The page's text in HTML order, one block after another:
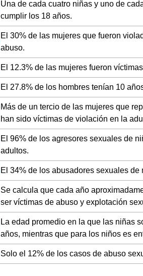
Una de cada cuatro niñas y uno de
cumplir los 18 años.
El 30% de las mujeres que fueron
abuso.
El 12.3% de las mujeres fueron
El 27.8% de los hombres tenían 10
Más de un tercio de las mujeres que
han sido víctimas de violación en la
El 96% de los agresores sexuales de
adultos.
El 34% de los abusadores sexuales
Se calcula que cada año
ser víctimas de abuso y explotación
La edad promedio en la que las niñas
años, mientras que para los niños es
Solo el 12% de los casos de abuso